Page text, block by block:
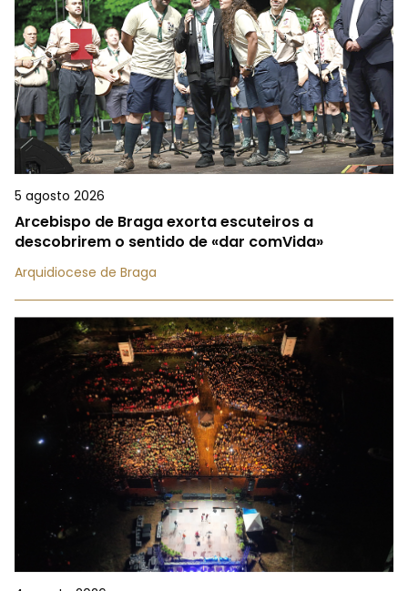
5 agosto 2026
Arcebispo de Braga exorta escuteiros a
descobrirem o sentido de «dar comVida»
Arquidiocese de Braga